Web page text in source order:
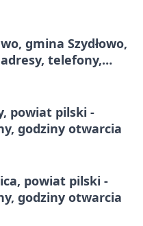
gmina Szydłowo,
telefony,
powiat pilski -
godziny otwarcia
powiat pilski -
godziny otwarcia